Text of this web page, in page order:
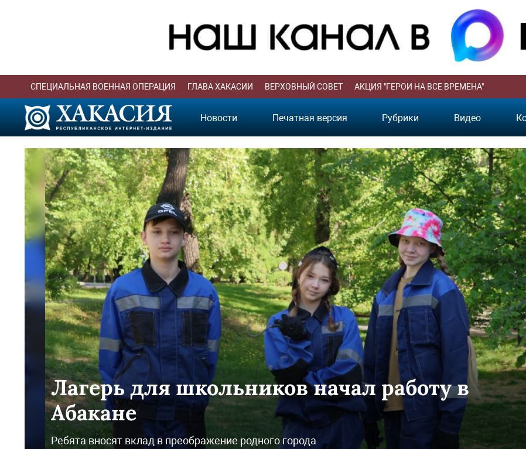
СПЕЦИАЛЬНАЯ ВОЕННАЯ ОПЕРАЦИЯ ГЛАВА ХАКАСИИ ВЕРХОВНЫЙ СОВЕТ АКЦИЯ "ГЕРОИ НА ВСЕ ВРЕМЕНА"
Новости Печатная версия Рубрики Видео
Лагерь для школьников начал работу в
Абакане
Ребята вносят вклад в преображение родного города